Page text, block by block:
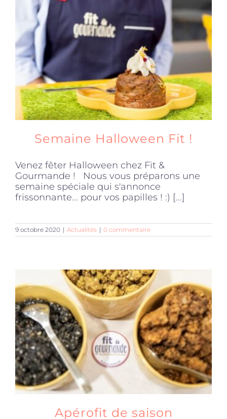
Semaine Halloween Fit !
Venez fêter Halloween chez Fit &
Gourmande ! Nous vous préparons une
semaine spéciale qui s'annonce
frissonnante... pour vos papilles ! :) [...]
9 octobre 2020 | Actualités | 0 commentaire
Apérofit de saison